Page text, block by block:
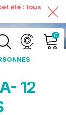
été : tous
0
PANIER
12